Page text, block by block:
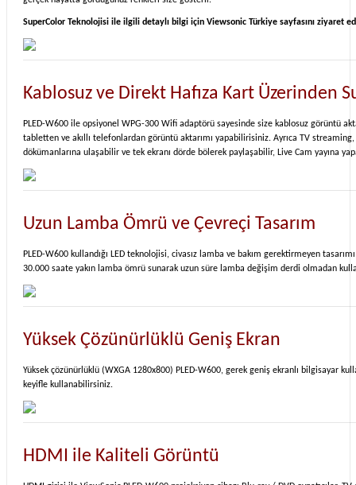
SuperColor Teknolojisi ile ilgili detaylı bilgi için Viewsonic Türkiye sayfasını ziyaret
Kablosuz ve Direkt Hafıza Kart Üzerinden
PLED-W600 ile opsiyonel WPG-300 Wifi adaptörü sayesinde size kablosuz görüntü
tabletten ve akıllı telefonlardan görüntü aktarımı yapabilirisiniz. Ayrıca TV
dökümanlarına ulaşabilir ve tek ekranı dörde bölerek paylaşabilir, Live Cam yayına
Uzun Lamba Ömrü ve Çevreçi Tasarım
PLED-W600 kullandığı LED teknolojisi, civasız lamba ve bakım gerektirmeyen
30.000 saate yakın lamba ömrü sunarak uzun süre lamba değişim derdi olmadan
Yüksek Çözünürlüklü Geniş Ekran
Yüksek çözünürlüklü (WXGA 1280x800) PLED-W600, gerek geniş ekranlı bilgisayar
keyifle kullanabilirsiniz.
HDMI ile Kaliteli Görüntü